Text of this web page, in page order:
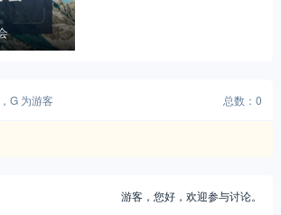
G 为游客 总数：0
游客，您好，欢迎参与讨论。